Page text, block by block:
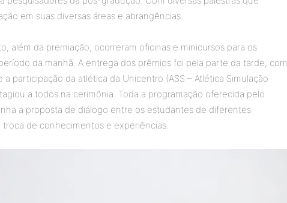
em suas diversas áreas e abrangências.
além da premiação, ocorreram oficinas e minicursos para os
da manhã. A entrega dos prêmios foi pela parte da tarde, com
a participação da atlética da Unicentro (ASS – Atlética Simulação
a todos na cerimônia. Toda a programação oferecida pelo
a proposta de diálogo entre os estudantes de diferentes
de conhecimentos e experiências.